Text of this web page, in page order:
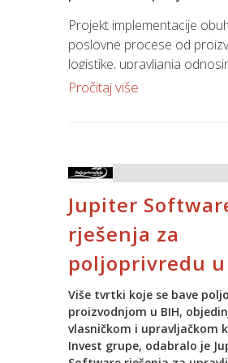
rastu proteklih godina.
partner slavi svoju 30.
im nastavak uspjeha i
ćemo ih podržati u njihovim
doprinos Hrvatska kovnica
je prigodni medaljon koji je
uručen predstavnicima
Kasalo, Mario Logara).
Projekt implementacije
poslovne procese od
logistike, upravljanja
kupcima, nabavom,
korisnika, instalacija,
procedura. Projekt će
tijekom implementacije i
support.
Pročitaj više
Jupiter
rješenja za
poljoprivredu u
Više tvrtki koje se bave
proizvodnjom u BIH,
vlasničkom i upravljačkom
Invest grupe, odabralo je